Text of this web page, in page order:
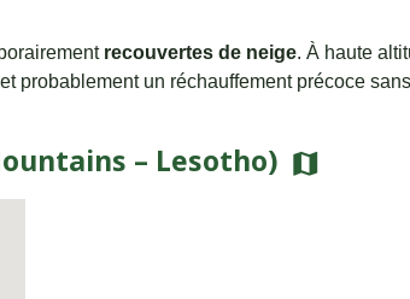
recouvertes de neige. À haute
probablement un réchauffement précoce
– Lesotho) map